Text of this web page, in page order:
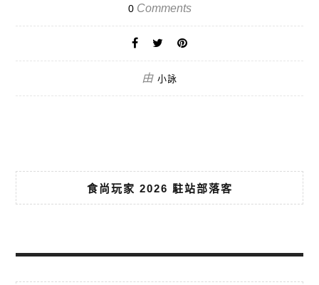
0Comments
由 小詠
食尚玩家 2026 駐站部落客